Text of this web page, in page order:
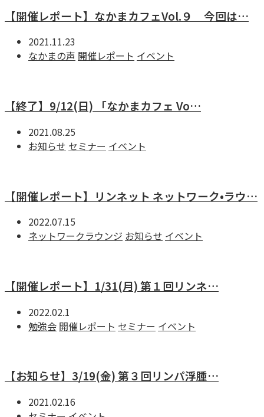
【開催レポート】なかまカフェVol.９ 今回は…
2021.11.23
なかまの声 開催レポート イベント
【終了】9/12(日) 「なかまカフェ Vo…
2021.08.25
お知らせ セミナー イベント
【開催レポート】リンネット ネットワーク•ラウ…
2022.07.15
ネットワークラウンジ お知らせ イベント
【開催レポート】1/31(月) 第１回リンネ…
2022.02.1
勉強会 開催レポート セミナー イベント
【お知らせ】3/19(金) 第３回リンパ浮腫…
2021.02.16